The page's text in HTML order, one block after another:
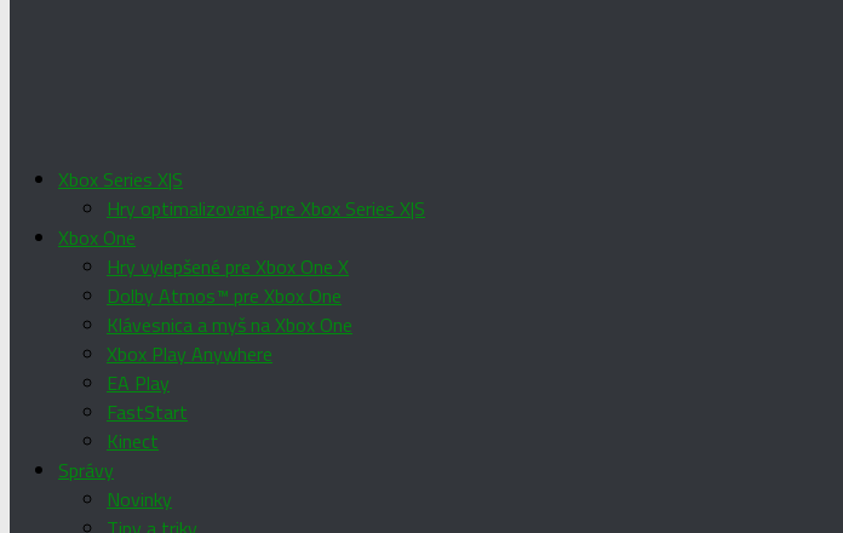
Xbox Series X|S
Hry optimalizované pre Xbox Series X|S
Xbox One
Hry vylepšené pre Xbox One X
Dolby Atmos™ pre Xbox One
Klávesnica a myš na Xbox One
Xbox Play Anywhere
EA Play
FastStart
Kinect
Správy
Novinky